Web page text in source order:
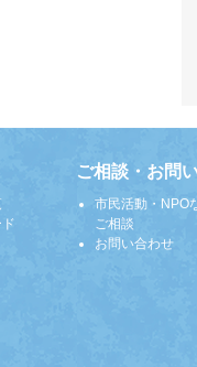
ご相談・お問
市民活動・NPO
ご相談
お問い合わせ